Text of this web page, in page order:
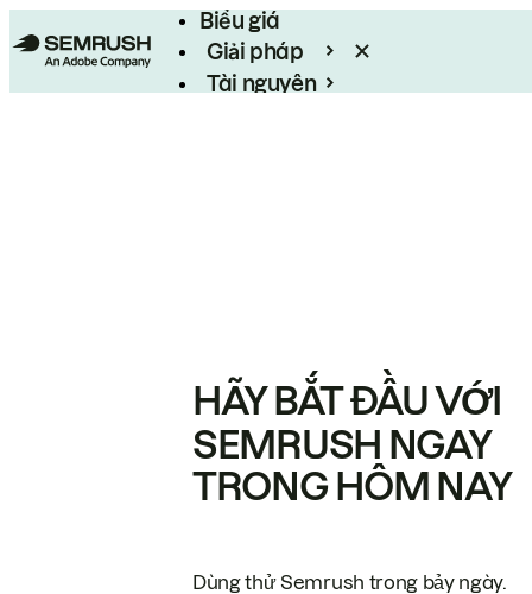
Biểu giá
Giải pháp
Tài nguyên
HÃY BẮT ĐẦU VỚI
SEMRUSH NGAY
TRONG HÔM NAY
Dùng thử Semrush trong bảy ngày.